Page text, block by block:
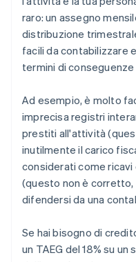
raro: un assegno
distribuzione
facili da contabilizzare
termini di conseguenze
Ad esempio, è molto
imprecisa registri
prestiti all'attività
inutilmente il carico
considerati come
(questo non è
difendersi da una
Se hai bisogno di
un TAEG del 18% su